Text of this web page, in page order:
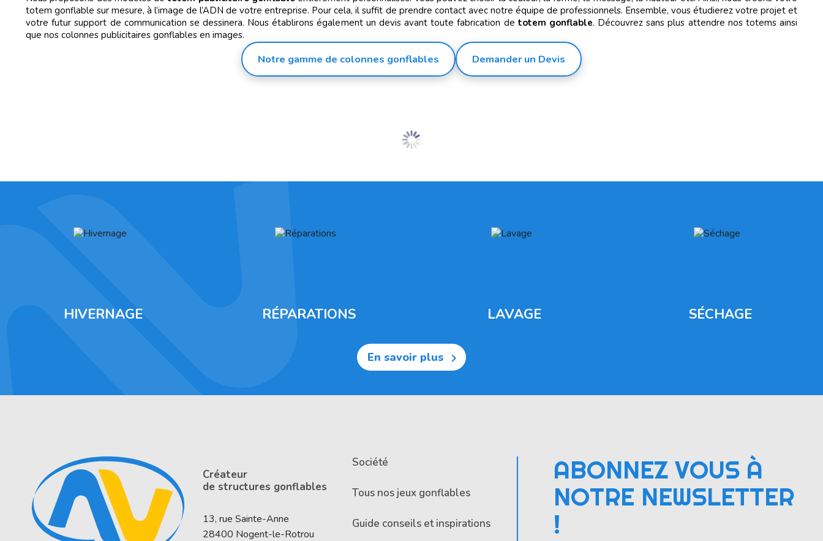
totem gonflable sur mesure, à l’image de l’ADN de votre entreprise. Pour cela, il suffit de prendre contact avec notre équipe de professionnels. Ensemble, vous étudierez votre projet et
votre futur support de communication se dessinera. Nous établirons également un devis avant toute fabrication de totem gonflable. Découvrez sans plus attendre nos totems ainsi
que nos colonnes publicitaires gonflables en images.
Notre gamme de colonnes gonflables Demander un Devis
HIVERNAGE RÉPARATIONS LAVAGE SÉCHAGE
En savoir plus 
Créateur
de structures gonflables
13, rue Sainte-Anne
28400 Nogent-le-Rotrou
Société
Tous nos jeux gonflables
Guide conseils et inspirations
ABONNEZ VOUS À
NOTRE NEWSLETTER
!